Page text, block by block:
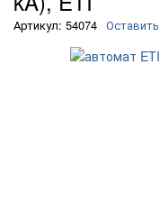
Артикул: 54074